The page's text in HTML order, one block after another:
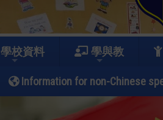
學校資料 學與教
Information for non-Chinese